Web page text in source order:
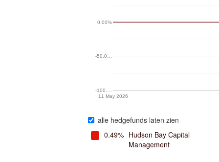
11 May 2026
-100.…
-50.0…
0.00%
alle hedgefunds laten zien
0.49% Hudson Bay Capital
Management